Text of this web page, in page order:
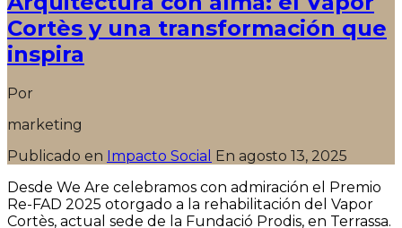
Cortès y una transformación que
inspira
Por
marketing
Publicado en Impacto Social En agosto 13, 2025
Desde We Are celebramos con admiración el Premio
Re-FAD 2025 otorgado a la rehabilitación del Vapor
Cortès, actual sede de la Fundació Prodis, en Terrassa.